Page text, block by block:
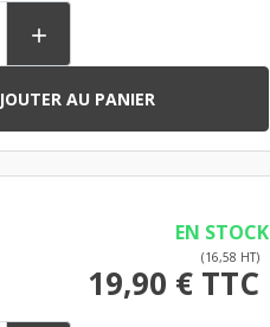

AU PANIER
EN STOCK
(16,58 HT)
19,90 € TTC